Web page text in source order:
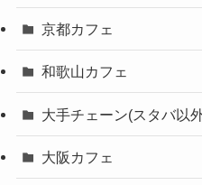
京都カフェ
和歌山カフェ
大手チェーン(スタバ以
大阪カフェ